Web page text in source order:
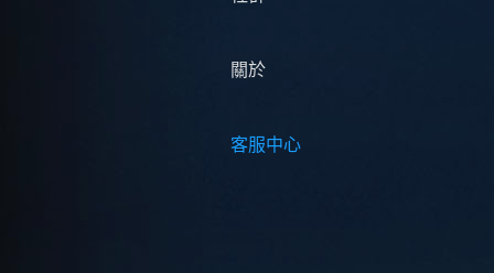
關於
客服中心